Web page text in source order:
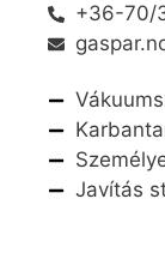
+36-70/
Javítás